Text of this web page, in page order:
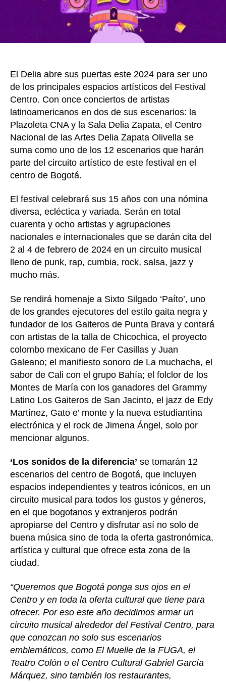
El Delia abre sus puertas este 2024 para ser uno
de los principales espacios artísticos del Festival
Centro. Con once conciertos de artistas
latinoamericanos en dos de sus escenarios: la
Plazoleta CNA y la Sala Delia Zapata, el Centro
Nacional de las Artes Delia Zapata Olivella se
suma como uno de los 12 escenarios que harán
parte del circuito artístico de este festival en el
centro de Bogotá.
El festival celebrará sus 15 años con una nómina
diversa, ecléctica y variada. Serán en total
cuarenta y ocho artistas y agrupaciones
nacionales e internacionales que se darán cita del
2 al 4 de febrero de 2024 en un circuito musical
lleno de punk, rap, cumbia, rock, salsa, jazz y
mucho más.
Se rendirá homenaje a Sixto Silgado ‘Paíto’, uno
de los grandes ejecutores del estilo gaita negra y
fundador de los Gaiteros de Punta Brava y contará
con artistas de la talla de Chicochica, el proyecto
colombo mexicano de Fer Casillas y Juan
Galeano; el manifiesto sonoro de La muchacha, el
sabor de Cali con el grupo Bahía; el folclor de los
Montes de María con los ganadores del Grammy
Latino Los Gaiteros de San Jacinto, el jazz de Edy
Martínez, Gato e’ monte y la nueva estudiantina
electrónica y el rock de Jimena Ángel, solo por
mencionar algunos.
‘Los sonidos de la diferencia’ se tomarán 12
escenarios del centro de Bogotá, que incluyen
espacios independientes y teatros icónicos, en un
circuito musical para todos los gustos y géneros,
en el que bogotanos y extranjeros podrán
apropiarse del Centro y disfrutar así no solo de
buena música sino de toda la oferta gastronómica,
artística y cultural que ofrece esta zona de la
ciudad.
“Queremos que Bogotá ponga sus ojos en el
Centro y en toda la oferta cultural que tiene para
ofrecer. Por eso este año decidimos armar un
circuito musical alrededor del Festival Centro, para
que conozcan no solo sus escenarios
emblemáticos, como El Muelle de la FUGA, el
Teatro Colón o el Centro Cultural Gabriel García
Márquez, sino también los restaurantes,